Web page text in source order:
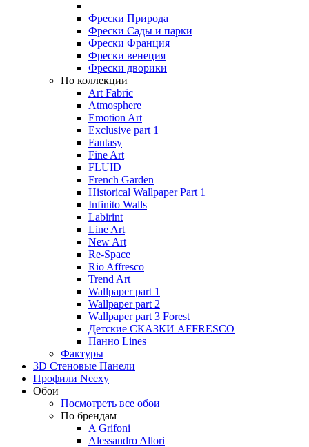
Фрески Природа
Фрески Сады и парки
Фрески Франция
Фрески венеция
Фрески дворики
По коллекции
Art Fabric
Atmosphere
Emotion Art
Exclusive part 1
Fantasy
Fine Art
FLUID
French Garden
Historical Wallpaper Part 1
Infinito Walls
Labirint
Line Art
New Art
Re-Space
Rio Affresco
Trend Art
Wallpaper part 1
Wallpaper part 2
Wallpaper part 3 Forest
Детские СКАЗКИ AFFRESCO
Панно Lines
Фактуры
3D Стеновые Панели
Профили Neexy
Обои
Посмотреть все обои
По брендам
A Grifoni
Alessandro Allori